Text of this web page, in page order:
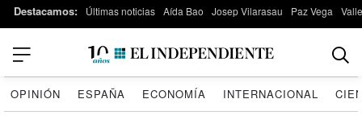
Destacamos: Últimas noticias Aída Bao Josep Vilarasau Paz Vega
OPINIÓN ESPAÑA ECONOMÍA INTERNACIONAL